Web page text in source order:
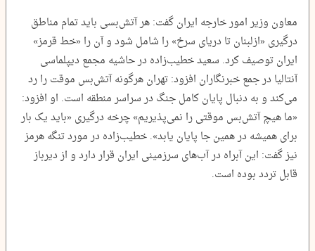
معاون وزیر امور خارجه ایران گفت: هر آتش‌بسی باید تمام مناطق
درگیری «ازلبنان تا دریای سرخ» را شامل شود و آن را «خط قرمز»
ایران توصیف کرد. سعید خطیب‌زاده در حاشیه مجمع دیپلماسی
آنتالیا در جمع خبرنگاران افزود: تهران هرگونه آتش‌بس موقت را رد
می‌کند و به دنبال پایان کامل جنگ در سراسر منطقه است. او افزود:
«ما هیچ آتش‌بس موقتی را نمی‌پذیریم» چرخه درگیری «باید یک بار
برای همیشه در همین جا پایان یابد». خطیب‌زاده در مورد تنگه هرمز
نیز گفت: این آبراه در آب‌های سرزمینی ایران قرار دارد و از دیرباز
قابل تردد بوده است.